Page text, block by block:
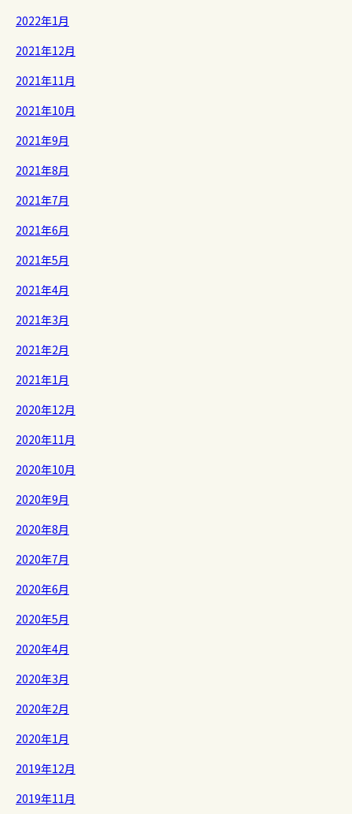
2022年1月
2021年12月
2021年11月
2021年10月
2021年9月
2021年8月
2021年7月
2021年6月
2021年5月
2021年4月
2021年3月
2021年2月
2021年1月
2020年12月
2020年11月
2020年10月
2020年9月
2020年8月
2020年7月
2020年6月
2020年5月
2020年4月
2020年3月
2020年2月
2020年1月
2019年12月
2019年11月